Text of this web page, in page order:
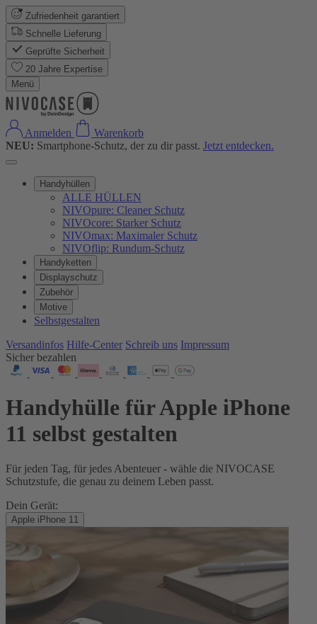
Zufriedenheit garantiert
Schnelle Lieferung
Geprüfte Sicherheit
20 Jahre Expertise
Menü
Anmelden
Warenkorb
NEU: Smartphone-Schutz, der zu dir passt. Jetzt entdecken.
Handyhüllen
ALLE HÜLLEN
NIVOpure: Cleaner Schutz
NIVOcore: Starker Schutz
NIVOmax: Maximaler Schutz
NIVOflip: Rundum-Schutz
Handyketten
Displayschutz
Zubehör
Motive
Selbstgestalten
Versandinfos Hilfe-Center Schreib uns Impressum
Sicher bezahlen
Handyhülle für Apple iPhone
11 selbst gestalten
Für jeden Tag, für jedes Abenteuer - wähle die NIVOCASE
Schutzstufe, die genau zu deinem Leben passt.
Dein Gerät:
Apple iPhone 11